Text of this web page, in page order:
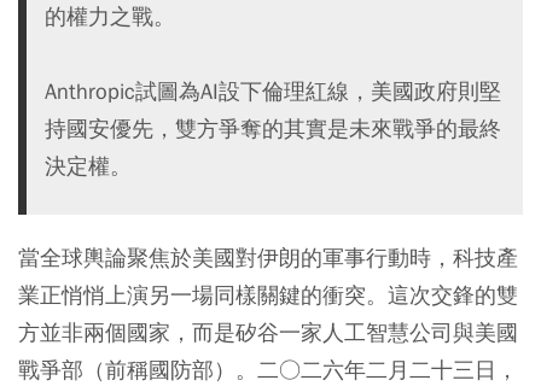
的權力之戰。
Anthropic試圖為AI設下倫理紅線，美國政府則堅
持國安優先，雙方爭奪的其實是未來戰爭的最終
決定權。
當全球輿論聚焦於美國對伊朗的軍事行動時，科技產
業正悄悄上演另一場同樣關鍵的衝突。這次交鋒的雙
方並非兩個國家，而是矽谷一家人工智慧公司與美國
戰爭部（前稱國防部）。二○二六年二月二十三日，